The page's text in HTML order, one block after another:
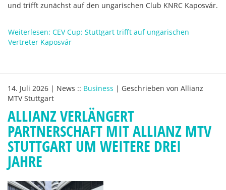
und trifft zunächst auf den ungarischen Club KNRC Kaposvár.
Weiterlesen: CEV Cup: Stuttgart trifft auf ungarischen
Vertreter Kaposvár
14. Juli 2026 | News :: Business | Geschrieben von Allianz
MTV Stuttgart
ALLIANZ VERLÄNGERT
PARTNERSCHAFT MIT ALLIANZ MTV
STUTTGART UM WEITERE DREI
JAHRE